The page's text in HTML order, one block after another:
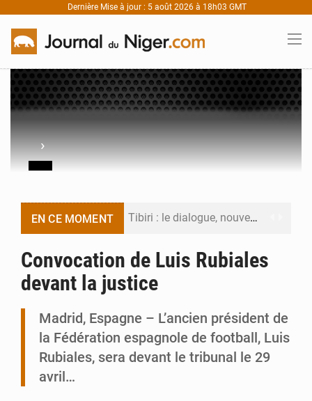
Dernière Mise à jour : 5 août 2026 à 18h03 GMT
›
EN CE MOMENT Tibiri : le dialogue, nouveau terrain de jeu pour la paix
Niamey : Mohamed Toumba enchaîne les audiences
Arlit : La police d’Akokan démantèle deux réseaux criminels
Convocation de Luis Rubiales
devant la justice
Madrid, Espagne – L’ancien président de
la Fédération espagnole de football, Luis
Rubiales, sera devant le tribunal le 29
avril…